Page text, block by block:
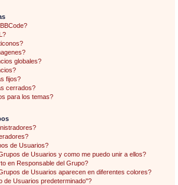
globales?
fijos?
cerrados?
para los temas?
de Usuarios?
de Usuarios y como me puedo unir a ellos?
en Responsable del Grupo?
de Usuarios aparecen en diferentes colores?
de Usuarios predeterminado"?